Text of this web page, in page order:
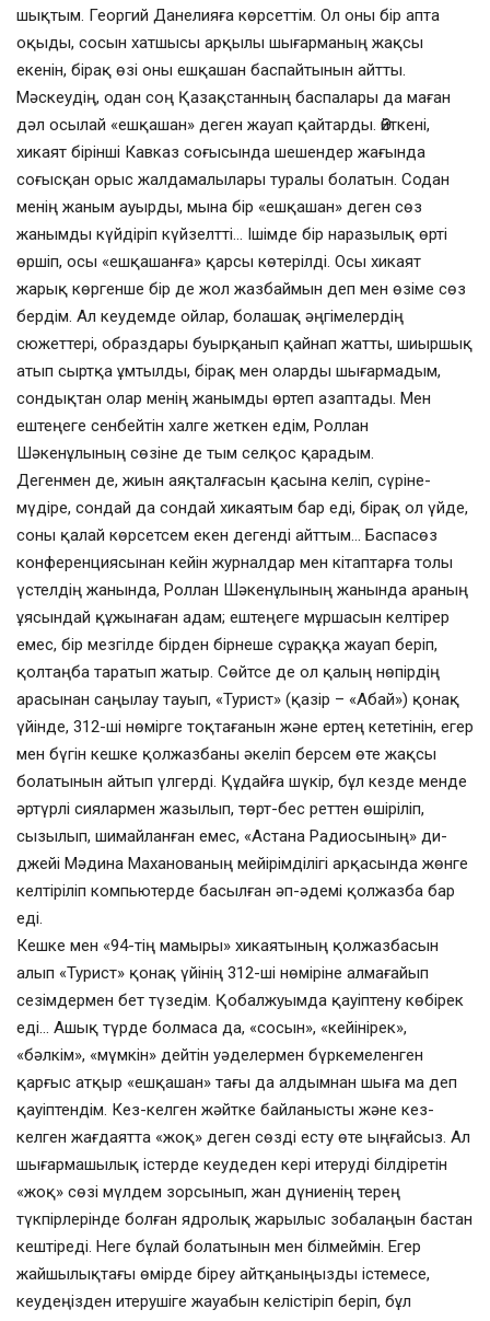
шықтым. Георгий Данелияға көрсеттім. Ол оны бір апта
оқыды, сосын хатшысы арқылы шығарманың жақсы
екенін, бірақ өзі оны ешқашан баспайтынын айтты.
Мәскеудің, одан соң Қазақстанның баспалары да маған
дәл осылай «ешқашан» деген жауап қайтарды. Өйткені,
хикаят бірінші Кавказ соғысында шешендер жағында
соғысқан орыс жалдамалылары туралы болатын. Содан
менің жаным ауырды, мына бір «ешқашан» деген сөз
жанымды күйдіріп күйзелтті… Ішімде бір наразылық өрті
өршіп, осы «ешқашанға» қарсы көтерілді. Осы хикаят
жарық көргенше бір де жол жазбаймын деп мен өзіме сөз
бердім. Ал кеудемде ойлар, болашақ әңгімелердің
сюжеттері, образдары буырқанып қайнап жатты, шиыршық
атып сыртқа ұмтылды, бірақ мен оларды шығармадым,
сондықтан олар менің жанымды өртеп азаптады. Мен
ештеңеге сенбейтін халге жеткен едім, Роллан
Шәкенұлының сөзіне де тым селқос қарадым.
Дегенмен де, жиын аяқталғасын қасына келіп, сүріне-
мүдіре, сондай да сондай хикаятым бар еді, бірақ ол үйде,
соны қалай көрсетсем екен дегенді айттым… Баспасөз
конференциясынан кейін журналдар мен кітаптарға толы
үстелдің жанында, Роллан Шәкенұлының жанында араның
ұясындай құжынаған адам; ештеңеге мұршасын келтірер
емес, бір мезгілде бірден бірнеше сұраққа жауап беріп,
қолтаңба таратып жатыр. Сөйтсе де ол қалың нөпірдің
арасынан саңылау тауып, «Турист» (қазір – «Абай») қонақ
үйінде, 312-ші нөмірге тоқтағанын және ертең кететінін, егер
мен бүгін кешке қолжазбаны әкеліп берсем өте жақсы
болатынын айтып үлгерді. Құдайға шүкір, бұл кезде менде
әртүрлі сиялармен жазылып, төрт-бес реттен өшіріліп,
сызылып, шимайланған емес, «Астана Радиосының» ди-
джейі Мәдина Маханованың мейірімділігі арқасында жөнге
келтіріліп компьютерде басылған әп-әдемі қолжазба бар
еді.
Кешке мен «94-тің мамыры» хикаятының қолжазбасын
алып «Турист» қонақ үйінің 312-ші нөміріне алмағайып
сезімдермен бет түзедім. Қобалжуымда қауіптену көбірек
еді… Ашық түрде болмаса да, «сосын», «кейінірек»,
«бәлкім», «мүмкін» дейтін уәделермен бүркемеленген
қарғыс атқыр «ешқашан» тағы да алдымнан шыға ма деп
қауіптендім. Кез-келген жәйтке байланысты және кез-
келген жағдаятта «жоқ» деген сөзді есту өте ыңғайсыз. Ал
шығармашылық істерде кеудеден кері итеруді білдіретін
«жоқ» сөзі мүлдем зорсынып, жан дүниенің терең
түкпірлерінде болған ядролық жарылыс зобалаңын бастан
кештіреді. Неге бұлай болатынын мен білмеймін. Егер
жайшылықтағы өмірде біреу айтқаныңызды істемесе,
кеудеңізден итерушіге жауабын келістіріп беріп, бұл